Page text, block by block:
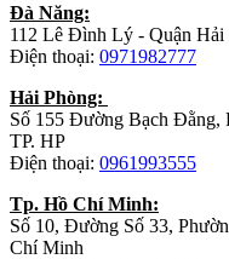
Đà Năng:
112 Lê Đình Lý - Quận Hải
Điện thoại: 0971982777
Hải Phòng:
Số 155 Đường Bạch Đằng,
TP. HP
Điện thoại: 0961993555
Tp. Hồ Chí Minh:
Số 10, Đường Số 33,
Chí Minh